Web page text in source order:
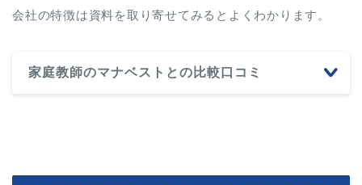
会社の特徴は資料を取り寄せてみるとよくわかります。
家庭教師のマナベストとの比較口コミ